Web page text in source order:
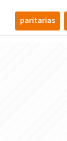
paritarias